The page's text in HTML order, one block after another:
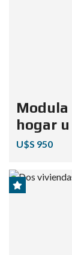
hogar
U$S 950